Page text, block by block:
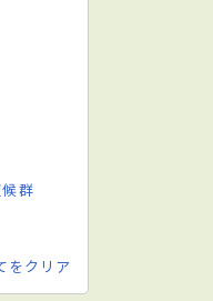
群
をクリア